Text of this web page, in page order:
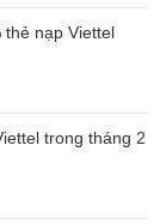
thẻ nạp Viettel
trong tháng 2